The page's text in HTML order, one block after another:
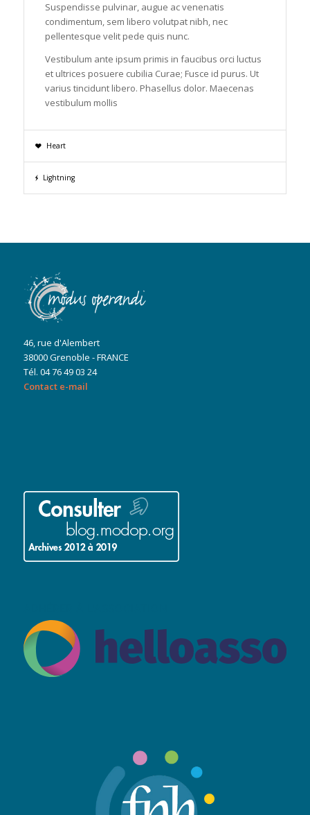
Suspendisse pulvinar, augue ac venenatis
condimentum, sem libero volutpat nibh, nec
pellentesque velit pede quis nunc.
Vestibulum ante ipsum primis in faucibus orci luctus
et ultrices posuere cubilia Curae; Fusce id purus. Ut
varius tincidunt libero. Phasellus dolor. Maecenas
vestibulum mollis
Heart
Lightning
46, rue d'Alembert
38000 Grenoble - FRANCE
Tél. 04 76 49 03 24
Contact e-mail